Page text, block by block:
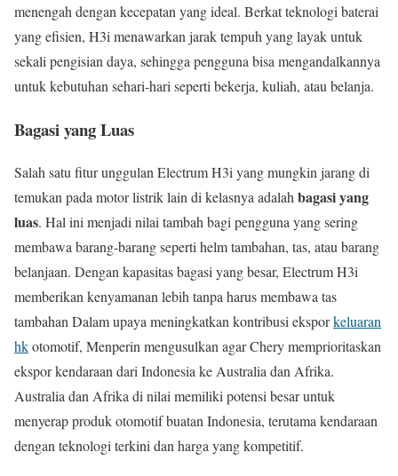
menengah dengan kecepatan yang ideal. Berkat teknologi baterai
yang efisien, H3i menawarkan jarak tempuh yang layak untuk
sekali pengisian daya, sehingga pengguna bisa mengandalkannya
untuk kebutuhan sehari-hari seperti bekerja, kuliah, atau belanja.
Bagasi yang Luas
Salah satu fitur unggulan Electrum H3i yang mungkin jarang di
temukan pada motor listrik lain di kelasnya adalahbagasi yang
luas. Hal ini menjadi nilai tambah bagi pengguna yang sering
membawa barang-barang seperti helm tambahan, tas, atau barang
belanjaan. Dengan kapasitas bagasi yang besar, Electrum H3i
memberikan kenyamanan lebih tanpa harus membawa tas
tambahan Dalam upaya meningkatkan kontribusi eksporkeluaran
hkotomotif, Menperin mengusulkan agar Chery memprioritaskan
ekspor kendaraan dari Indonesia ke Australia dan Afrika.
Australia dan Afrika di nilai memiliki potensi besar untuk
menyerap produk otomotif buatan Indonesia, terutama kendaraan
dengan teknologi terkini dan harga yang kompetitif.